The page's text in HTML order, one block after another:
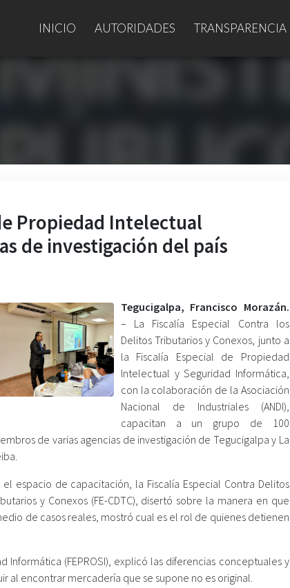
INICIO AUTORIDADES TRANSPARENCIA
Propiedad Intelectual
de investigación del país
Tegucigalpa, Francisco Morazán.
– La Fiscalía Especial Contra los
Delitos Tributarios y Conexos, junto a
la Fiscalía Especial de Propiedad
Intelectual y Seguridad Informática,
con la colaboración de la Asociación
Nacional de Industriales (ANDI),
capacitan a un grupo de 100
de varias agencias de investigación de Tegucigalpa y La
el espacio de capacitación, la Fiscalía Especial Contra Delitos
y Conexos (FE-CDTC), disertó sobre la manera en que
de casos reales, mostró cual es el rol de quienes detienen
(FEPROSI), explicó las diferencias conceptuales y
al encontrar mercadería que se supone no es original.